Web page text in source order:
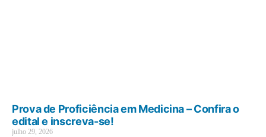
Prova de Proficiência em Medicina – Confira o
edital e inscreva-se!
julho 29, 2026